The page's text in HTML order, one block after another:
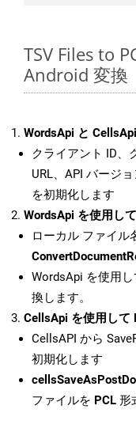
TSV Files to
Android 変換
WordsApi と
クライアント ID、
URL、API バージョ
を初期化します
WordsApi を使用し
ローカル ファイル
WordsApi を使用
換します。
CellsApi を使用して
CellsAPI から
初期化します
ファイルを PCL 形